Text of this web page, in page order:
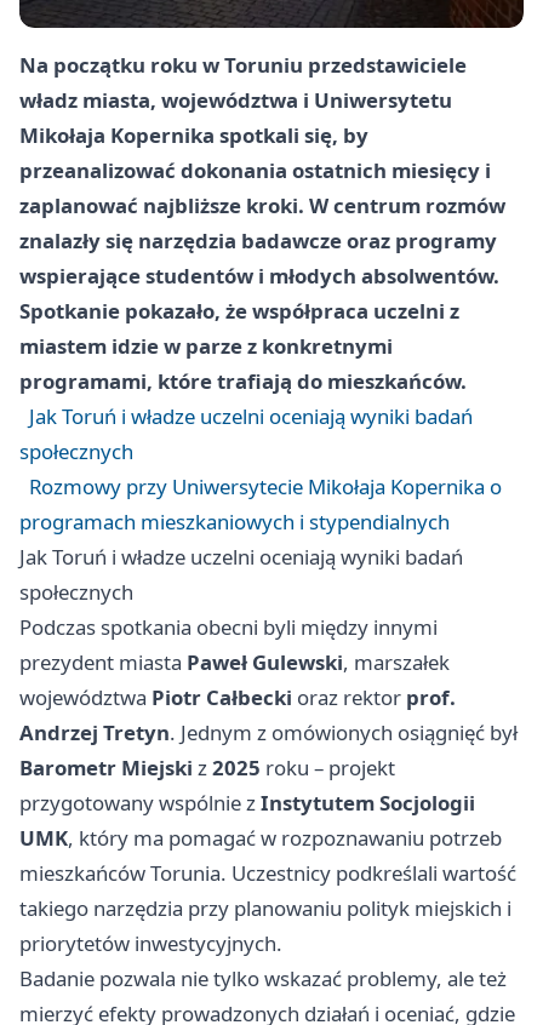
Na początku roku w Toruniu przedstawiciele
władz miasta, województwa i Uniwersytetu
Mikołaja Kopernika spotkali się, by
przeanalizować dokonania ostatnich miesięcy i
zaplanować najbliższe kroki. W centrum rozmów
znalazły się narzędzia badawcze oraz programy
wspierające studentów i młodych absolwentów.
Spotkanie pokazało, że współpraca uczelni z
miastem idzie w parze z konkretnymi
programami, które trafiają do mieszkańców.
Jak Toruń i władze uczelni oceniają wyniki badań
społecznych
Rozmowy przy Uniwersytecie Mikołaja Kopernika o
programach mieszkaniowych i stypendialnych
Jak Toruń i władze uczelni oceniają wyniki badań
społecznych
Podczas spotkania obecni byli między innymi
prezydent miasta Paweł Gulewski, marszałek
województwa Piotr Całbecki oraz rektor prof.
Andrzej Tretyn. Jednym z omówionych osiągnięć był
Barometr Miejski z2025 roku – projekt
przygotowany wspólnie zInstytutem Socjologii
UMK, który ma pomagać w rozpoznawaniu potrzeb
mieszkańców Torunia. Uczestnicy podkreślali wartość
takiego narzędzia przy planowaniu polityk miejskich i
priorytetów inwestycyjnych.
Badanie pozwala nie tylko wskazać problemy, ale też
mierzyć efekty prowadzonych działań i oceniać, gdzie